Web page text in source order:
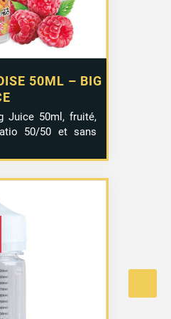
50ML – BIG
Juice 50ml, fruité,
50/50 et sans
:
€